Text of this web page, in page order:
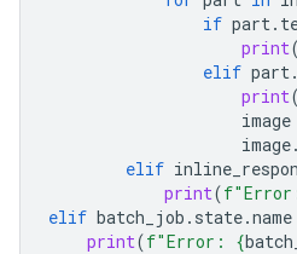
if part.
print(
elif part.
print(
image
image.
elif
print(f
elif batch_job . state.name
print(f"Error: {